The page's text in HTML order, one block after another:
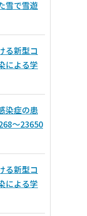
雪で雪遊
る新型コ
による学
染症の患
～23650
る新型コ
による学